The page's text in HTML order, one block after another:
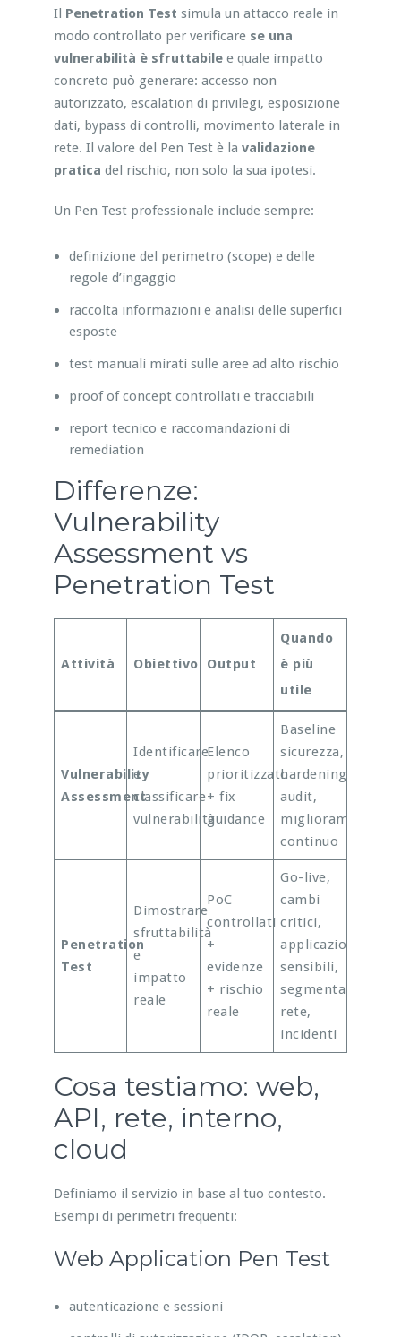
Il Penetration Test simula un attacco reale in
modo controllato per verificare se una
vulnerabilità è sfruttabilee quale impatto
concreto può generare: accesso non
autorizzato, escalation di privilegi, esposizione
dati, bypass di controlli, movimento laterale in
rete. Il valore del Pen Test è la validazione
pratica del rischio, non solo la sua ipotesi.
Un Pen Test professionale include sempre:
definizione del perimetro (scope) e delle
regole d’ingaggio
raccolta informazioni e analisi delle superfici
esposte
test manuali mirati sulle aree ad alto rischio
proof of concept controllati e tracciabili
report tecnico e raccomandazioni di
remediation
Differenze:
Vulnerability
Assessment vs
Penetration Test
Attività Obiettivo Output
Quando
è più
utile
Vulnerability
Assessment
Identificare
e
classificare
vulnerabilità
Elenco
prioritizzato
+ fix
guidance
Baseline
sicurezza,
hardening,
audit,
miglioramento
continuo
Penetration
Test
Dimostrare
sfruttabilità
e
impatto
reale
PoC
controllati
+
evidenze
+ rischio
reale
Go-live,
cambi
critici,
applicazioni
sensibili,
segmentazione
rete,
incidenti
Cosa testiamo: web,
API, rete, interno,
cloud
Definiamo il servizio in base al tuo contesto.
Esempi di perimetri frequenti:
Web Application Pen Test
autenticazione e sessioni